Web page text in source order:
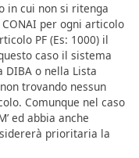
in cui non si ritenga
per ogni articolo
PF (Es: 1000) il
caso il sistema
o nella Lista
trovando nessun
Comunque nel caso
ed abbia anche
prioritaria la